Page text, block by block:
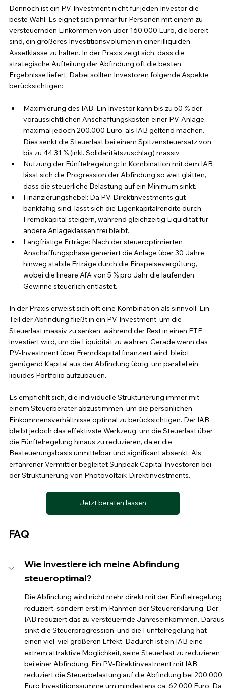
Dennoch ist ein PV-Investment nicht für jeden Investor die
beste Wahl. Es eignet sich primär für Personen mit einem zu
versteuernden Einkommen von über 160.000 Euro, die bereit
sind, ein größeres Investitionsvolumen in einer illiquiden
Assetklasse zu halten. In der Praxis zeigt sich, dass die
strategische Aufteilung der Abfindung oft die besten
Ergebnisse liefert. Dabei sollten Investoren folgende Aspekte
berücksichtigen:
Maximierung des IAB: Ein Investor kann bis zu 50 % der
voraussichtlichen Anschaffungskosten einer PV-Anlage,
maximal jedoch 200.000 Euro, als IAB geltend machen.
Dies senkt die Steuerlast bei einem Spitzensteuersatz von
bis zu 44,31 % (inkl. Solidaritätszuschlag) massiv.
Nutzung der Fünftelregelung: In Kombination mit dem IAB
lässt sich die Progression der Abfindung so weit glätten,
dass die steuerliche Belastung auf ein Minimum sinkt.
Finanzierungshebel: Da PV-Direktinvestments gut
bankfähig sind, lässt sich die Eigenkapitalrendite durch
Fremdkapital steigern, während gleichzeitig Liquidität für
andere Anlageklassen frei bleibt.
Langfristige Erträge: Nach der steueroptimierten
Anschaffungsphase generiert die Anlage über 30 Jahre
hinweg stabile Erträge durch die Einspeisevergütung,
wobei die lineare AfA von 5 % pro Jahr die laufenden
Gewinne steuerlich entlastet.
In der Praxis erweist sich oft eine Kombination als sinnvoll: Ein
Teil der Abfindung fließt in ein PV-Investment, um die
Steuerlast massiv zu senken, während der Rest in einen ETF
investiert wird, um die Liquidität zu wahren. Gerade wenn das
PV-Investment über Fremdkapital finanziert wird, bleibt
genügend Kapital aus der Abfindung übrig, um parallel ein
liquides Portfolio aufzubauen.
Es empfiehlt sich, die individuelle Strukturierung immer mit
einem Steuerberater abzustimmen, um die persönlichen
Einkommensverhältnisse optimal zu berücksichtigen. Der IAB
bleibt jedoch das effektivste Werkzeug, um die Steuerlast über
die Fünftelregelung hinaus zu reduzieren, da er die
Besteuerungsbasis unmittelbar und signifikant absenkt. Als
erfahrener Vermittler begleitet Sunpeak Capital Investoren bei
der Strukturierung von Photovoltaik-Direktinvestments.
Jetzt beraten lassen
FAQ
Wie investiere ich meine Abfindung
steueroptimal?
Die Abfindung wird nicht mehr direkt mit der Fünftelregelung
reduziert, sondern erst im Rahmen der Steuererklärung. Der
IAB reduziert das zu versteuernde Jahreseinkommen. Daraus
sinkt die Steuerprogression, und die Fünftelregelung hat
einen viel, viel größeren Effekt. Dadurch ist ein IAB eine
extrem attraktive Möglichkeit, seine Steuerlast zu reduzieren
bei einer Abfindung. Ein PV-Direktinvestment mit IAB
reduziert die Steuerbelastung auf die Abfindung bei 200.000
Euro Investitionssumme um mindestens ca. 62.000 Euro. Da